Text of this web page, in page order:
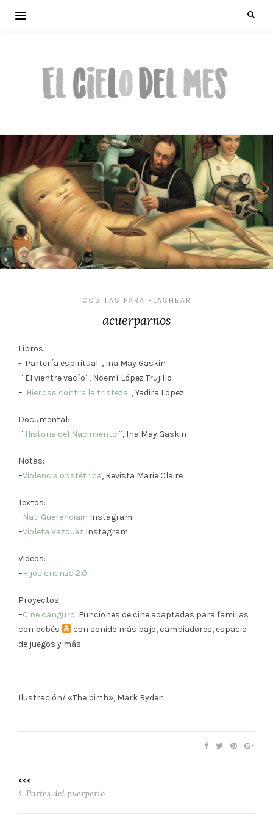
COSITAS PARA FLASHEAR
acuerparnos
Libros:
-¨Partería espiritual¨, Ina May Gaskin
-¨El vientre vacío¨, Noemí López Trujillo
–¨Hierbas contra la tristeza¨, Yadira López
Documental:
-¨Historia del Nacimiento ¨, Ina May Gaskin
Notas:
–Violencia obstétrica, Revista Marie Claire
Textos:
–Nati Guerendiain Instagram
–Violeta Vazquez Instagram
Videos:
–Hijos crianza 2.0
Proyectos:
–Cine canguro: Funciones de cine adaptadas para familias
con bebés
con sonido más bajo, cambiadores, espacio
de juegos y más
Ilustración/ «The birth», Mark Ryden.
<<<
Partes del puerperio